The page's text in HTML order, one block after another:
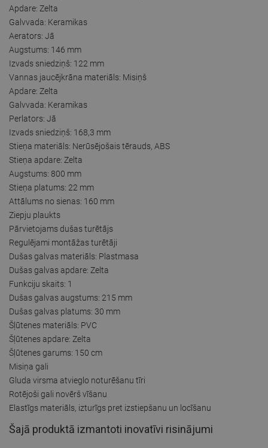
Apdare: Zelta
Galvvada: Keramikas
Aerators: Jā
Augstums: 146 mm
Izvads sniedziņš: 122 mm
Vannas jaucējkrāna materiāls: Misiņš
Apdare: Zelta
Galvvada: Keramikas
Perlators: Jā
Izvads sniedziņš: 168,3 mm
Stieņa materiāls: Nerūsējošais tērauds, ABS
Stieņa apdare: Zelta
Augstums: 800 mm
Stieņa platums: 22 mm
Attālums no sienas: 160 mm
Ziepju plaukts
Pārvietojams dušas turētājs
Regulējami montāžas turētāji
Dušas galvas materiāls: Plastmasa
Dušas galvas apdare: Zelta
Funkciju skaits: 1
Dušas galvas augstums: 215 mm
Dušas galvas platums: 30 mm
Šļūtenes materiāls: PVC
Šļūtenes apdare: Zelta
Šļūtenes garums: 150 cm
Misiņa gali
Gluda virsma atvieglo noturēšanu tīri
Rotējoši gali novērš vīšanu
Elastīgs materiāls, izturīgs pret izstiepšanu un locīšanu
Šajā produktā izmantoti inovatīvi risinājumi